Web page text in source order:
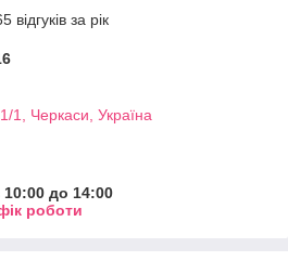
за рік
1, Черкаси, Україна
до 14:00
роботи